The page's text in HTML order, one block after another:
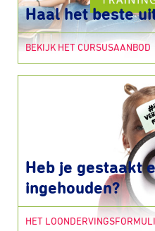
Haal het beste
BEKIJK HET CURSUSAANBOD
Heb je gestaakt
ingehouden?
HET